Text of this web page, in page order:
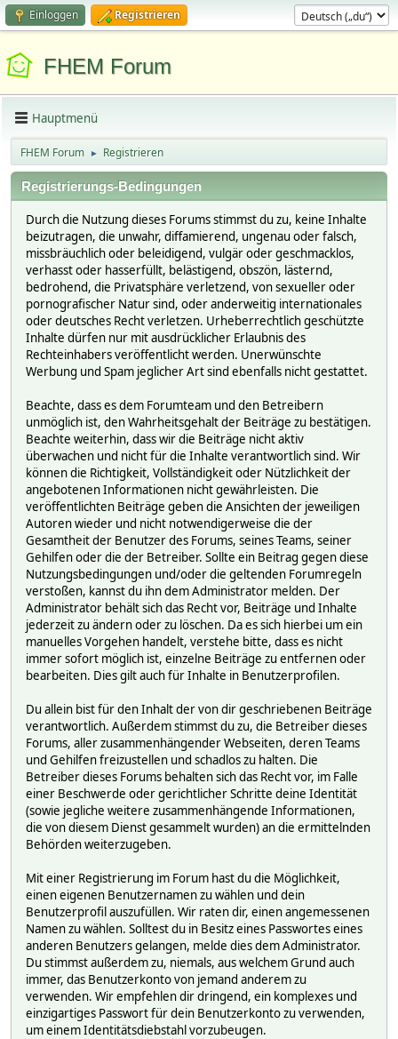
Einloggen Registrieren
FHEM Forum
Hauptmenü
FHEM Forum ► Registrieren
Registrierungs-Bedingungen
Durch die Nutzung dieses Forums stimmst du zu, keine Inhalte
beizutragen, die unwahr, diffamierend, ungenau oder falsch,
missbräuchlich oder beleidigend, vulgär oder geschmacklos,
verhasst oder hasserfüllt, belästigend, obszön, lästernd,
bedrohend, die Privatsphäre verletzend, von sexueller oder
pornografischer Natur sind, oder anderweitig internationales
oder deutsches Recht verletzen. Urheberrechtlich geschützte
Inhalte dürfen nur mit ausdrücklicher Erlaubnis des
Rechteinhabers veröffentlicht werden. Unerwünschte
Werbung und Spam jeglicher Art sind ebenfalls nicht gestattet.
Beachte, dass es dem Forumteam und den Betreibern
unmöglich ist, den Wahrheitsgehalt der Beiträge zu bestätigen.
Beachte weiterhin, dass wir die Beiträge nicht aktiv
überwachen und nicht für die Inhalte verantwortlich sind. Wir
können die Richtigkeit, Vollständigkeit oder Nützlichkeit der
angebotenen Informationen nicht gewährleisten. Die
veröffentlichten Beiträge geben die Ansichten der jeweiligen
Autoren wieder und nicht notwendigerweise die der
Gesamtheit der Benutzer des Forums, seines Teams, seiner
Gehilfen oder die der Betreiber. Sollte ein Beitrag gegen diese
Nutzungsbedingungen und/oder die geltenden Forumregeln
verstoßen, kannst du ihn dem Administrator melden. Der
Administrator behält sich das Recht vor, Beiträge und Inhalte
jederzeit zu ändern oder zu löschen. Da es sich hierbei um ein
manuelles Vorgehen handelt, verstehe bitte, dass es nicht
immer sofort möglich ist, einzelne Beiträge zu entfernen oder
bearbeiten. Dies gilt auch für Inhalte in Benutzerprofilen.
Du allein bist für den Inhalt der von dir geschriebenen Beiträge
verantwortlich. Außerdem stimmst du zu, die Betreiber dieses
Forums, aller zusammenhängender Webseiten, deren Teams
und Gehilfen freizustellen und schadlos zu halten. Die
Betreiber dieses Forums behalten sich das Recht vor, im Falle
einer Beschwerde oder gerichtlicher Schritte deine Identität
(sowie jegliche weitere zusammenhängende Informationen,
die von diesem Dienst gesammelt wurden) an die ermittelnden
Behörden weiterzugeben.
Mit einer Registrierung im Forum hast du die Möglichkeit,
einen eigenen Benutzernamen zu wählen und dein
Benutzerprofil auszufüllen. Wir raten dir, einen angemessenen
Namen zu wählen. Solltest du in Besitz eines Passwortes eines
anderen Benutzers gelangen, melde dies dem Administrator.
Du stimmst außerdem zu, niemals, aus welchem Grund auch
immer, das Benutzerkonto von jemand anderem zu
verwenden. Wir empfehlen dir dringend, ein komplexes und
einzigartiges Passwort für dein Benutzerkonto zu verwenden,
um einem Identitätsdiebstahl vorzubeugen.